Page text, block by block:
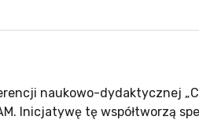
naukowo-dydaktycznej
Inicjatywę tę współtworzą